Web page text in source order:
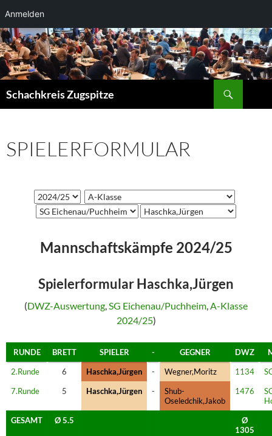
Anmelden
Zum
Inhalt
springen
Schachkreis Zugspitze
SPIELERFORMULAR
Mannschaftskämpfe 2024/25
Spielerformular Haschka,Jürgen
(DWZ-Auswertung,SG Eichenau/Puchheim,A-Klasse
2024/25)
RUNDE BRETT SPIELER - GEGNER DWZ
2.Runde
6 Haschka,Jürgen - Wegner,Moritz 1134
7.Runde
5 Haschka,Jürgen -
Shub-
Oseledchik,Jakob
1476
GESAMT
Ø 5.5
Ø
1305